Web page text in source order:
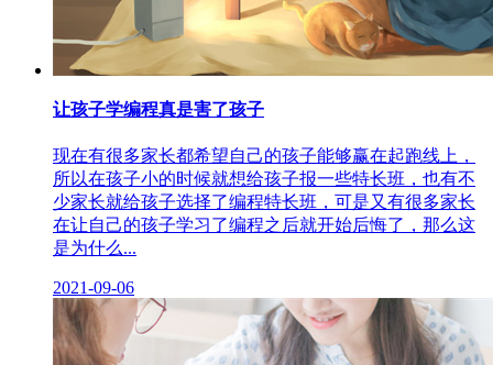
让孩子学编程真是害了孩子
现在有很多家长都希望自己的孩子能够赢在起跑线上，
所以在孩子小的时候就想给孩子报一些特长班，也有不
少家长就给孩子选择了编程特长班，可是又有很多家长
在让自己的孩子学习了编程之后就开始后悔了，那么这
是为什么...
2021-09-06